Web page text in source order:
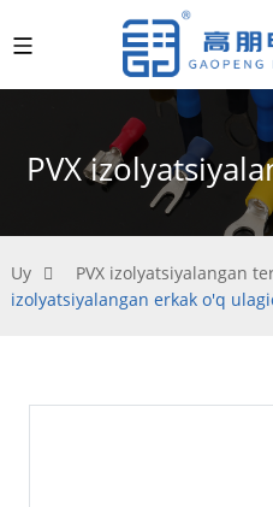
PVX
Uy PVX izolyatsiyalangan
izolyatsiyalangan erkak o'q